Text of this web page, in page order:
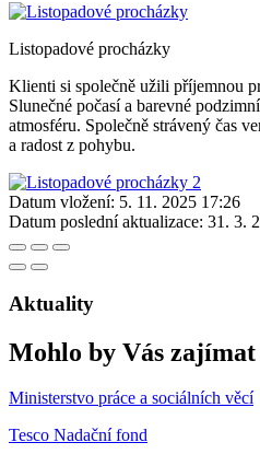
Listopadové procházky
Klienti si společně užili příjemnou
Slunečné počasí a barevné
atmosféru. Společně strávený čas
a radost z pohybu.
Datum vložení: 5. 11. 2025 17:26
Datum poslední aktualizace: 31. 3.
Aktuality
Mohlo by Vás zajímat
Ministerstvo práce a sociálních věcí
Tesco Nadační fond